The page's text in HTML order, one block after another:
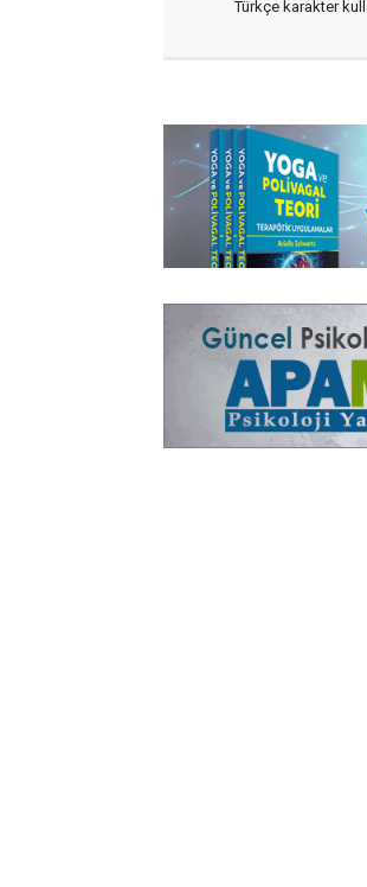
Türkçe karakter